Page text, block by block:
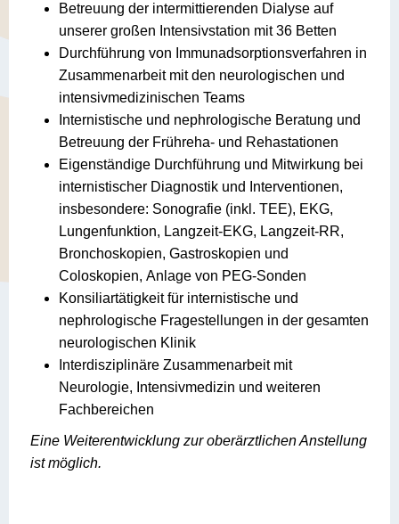
Betreuung der intermittierenden Dialyse auf
unserer großen Intensivstation mit 36 Betten
Durchführung von Immunadsorptionsverfahren in
Zusammenarbeit mit den neurologischen und
intensivmedizinischen Teams
Internistische und nephrologische Beratung und
Betreuung der Frühreha- und Rehastationen
Eigenständige Durchführung und Mitwirkung bei
internistischer Diagnostik und Interventionen,
insbesondere: Sonografie (inkl. TEE), EKG,
Lungenfunktion, Langzeit-EKG, Langzeit-RR,
Bronchoskopien, Gastroskopien und
Coloskopien, Anlage von PEG-Sonden
Konsiliartätigkeit für internistische und
nephrologische Fragestellungen in der gesamten
neurologischen Klinik
Interdisziplinäre Zusammenarbeit mit
Neurologie, Intensivmedizin und weiteren
Fachbereichen
Eine Weiterentwicklung zur oberärztlichen Anstellung
ist möglich.